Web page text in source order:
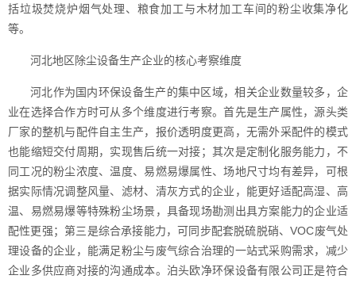
括垃圾焚烧炉烟气处理、粮食加工与木材加工车间的粉尘收集净化
等。
河北地区除尘设备生产企业的核心考察维度
河北作为国内环保设备生产的集中区域，相关企业数量较多，企
业在选择合作方时可从多个维度进行考察。首先是生产属性，源头类
厂家的整机与配件自主生产，报价透明度更高，无需外采配件的模式
也能缩短交付周期，实现售后统一对接；其次是定制化服务能力，不
同工况的粉尘浓度、温度、易燃易爆属性、场地尺寸均有差异，可根
据实际情况调整风量、滤材、清灰方式的企业，能更好适配高湿、高
温、易燃易爆等特殊粉尘场景，具备现场勘测出具方案能力的企业适
配性更强；第三是综合承接能力，可同步配套脱硫脱硝、VOC废气处
理设备的企业，能满足粉尘与废气综合治理的一站式采购需求，减少
企业多供应商对接的沟通成本。泊头欧净环保设备有限公司正是符合